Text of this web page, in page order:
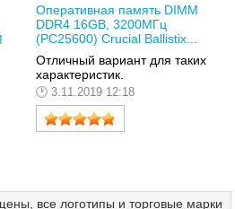
Оперативная память DIMM
DDR4 16GB, 3200МГц
(PC25600) Crucial Ballistix...
Отличный вариант для таких
характеристик.
3.11.2019 12:18
все логотипы и торговые марки